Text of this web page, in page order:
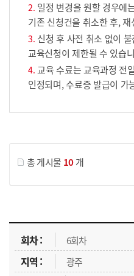
일정 변경을 원할 경우에
기존 신청건을 취소한 후,
신청 후 사전 취소 없이
교육신청이 제한될 수 있습
교육 수료는 교육과정 전
인정되며, 수료증 발급이 가
총 게시물 10개
교육신청 목록을 나타낸 표로 회차, 지역, 접수기간, 교육기간, 교육장소, 신청인원/모집인원, 상태로 나뉘어 설명합니다.
6회차
광주